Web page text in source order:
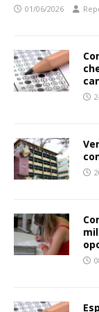
01/06/2026